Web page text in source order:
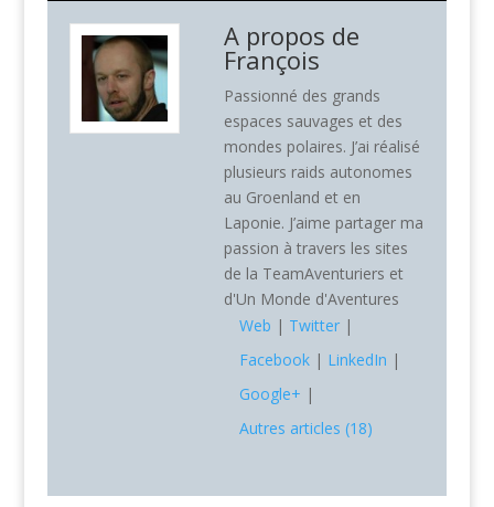
A propos de
François
Passionné des grands
espaces sauvages et des
mondes polaires. J’ai réalisé
plusieurs raids autonomes
au Groenland et en
Laponie. J’aime partager ma
passion à travers les sites
de la TeamAventuriers et
d'Un Monde d'Aventures
Web | Twitter|
Facebook| LinkedIn |
Google+ |
Autres articles (18)